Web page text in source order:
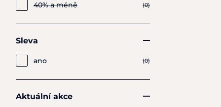
40% a méně (0)
Sleva
ano (0)
Aktuální akce